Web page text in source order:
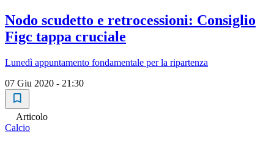
Nodo scudetto e retrocessioni: Consiglio
Figc tappa cruciale
Lunedì appuntamento fondamentale per la ripartenza
07 Giu 2020 - 21:30
Articolo
Calcio